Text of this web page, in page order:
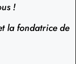
!
la fondatrice de